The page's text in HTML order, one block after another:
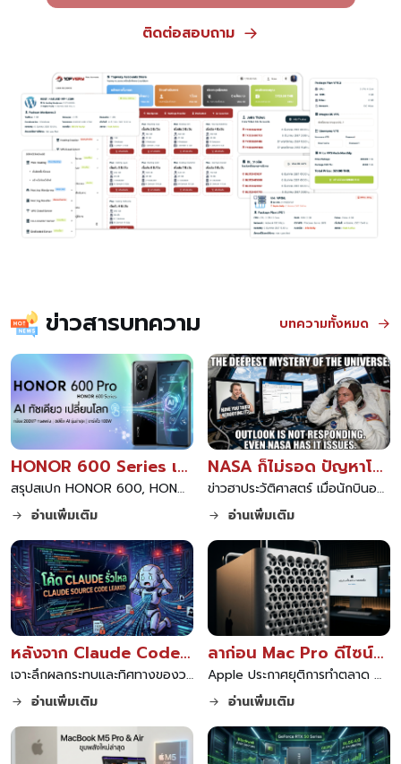
ติดต่อสอบถาม
ข่าวสารบทความ บทความทั้งหมด
HONOR 600 Series เปิดตัว ทรงพลังด้วย AI ทัชเดียว เปลี่ยนโลก 2026
สรุปสเปก HONOR 600, HONOR 600 Pro และ HONOR 600 Lite สมาร์ตโฟนใหม่ล่าสุดปี 2026 ชูจุดเด่นฟีเจอร์ AI ทัชเดียว เปลี่ยนโลก อัปเกรดกล้องและแบตเตอรี่ อ่านรีวิวที่นี่
อ่านเพิ่มเติม
NASA ก็ไม่รอด ปัญหาโลกแตก Outlook ค้างกลางอวกาศ สุดท้ายต้องเรียกไอทีซัพพอร์ต
ข่าวฮาประวัติศาสตร์ เมื่อนักบินอวกาศ NASA เจอแอป Outlook หรือ Microsoft Mail ค้างบนสถานีอวกาศนานาชาติ สุดท้ายต้องทำตามสูตรคลาสสิกคือโทรเรียกไอทีซัพพอร์ตให้ช่วยแก้ปัญหา
อ่านเพิ่มเติม
หลังจาก Claude Code กลายเป็น Open Source
เจาะลึกผลกระทบและทิศทางของวงการ AI หลังจาก Claude Code ถูกเปิดเป็น Open Source วิเคราะห์โอกาสใหม่สำหรับนักพัฒนา การแข่งขันที่ดุเดือดในตลาดโมเดลภาษา และความท้าทายด้านความปลอดภัยที่ตามมา
อ่านเพิ่มเติม
ลาก่อน Mac Pro ดีไซน์ขูดชีส Apple ยุติการพัฒนาและถอดหน้าสั่งซื้อออกจากเว็บแล้ว
Apple ประกาศยุติการทำตลาด Mac Pro อย่างเป็นทางการ ถอดหน้าสั่งซื้อออกจากเว็บไซต์หลัก พร้อมดัน Mac Studio เป็นคอมพิวเตอร์รุ่นท็อปแทน และเปิดตัวฟีเจอร์รวมพลังประมวลผลบน macOS Tahoe
อ่านเพิ่มเติม